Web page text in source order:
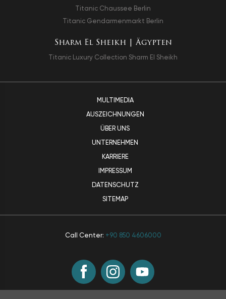
Titanic Chaussee Berlin
Titanic Gendarmenmarkt Berlin
Sharm El Sheikh | Ägypten
Titanic Luxury Collection Sharm El Sheikh
MULTIMEDIA
AUSZEICHNUNGEN
ÜBER UNS
UNTERNEHMEN
KARRIERE
IMPRESSUM
DATENSCHUTZ
SITEMAP
Call Center: +90 850 4606000